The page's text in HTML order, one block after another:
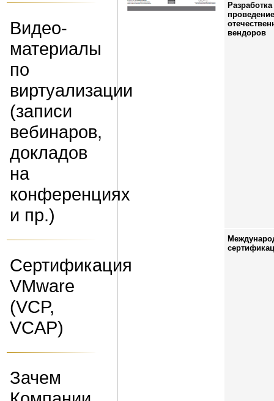
Видео-
материалы
по
виртуализации
(записи
вебинаров,
докладов
на
конференциях
и пр.)
Сертификация
VMware
(VCP,
VCAP)
Зачем
вендоров